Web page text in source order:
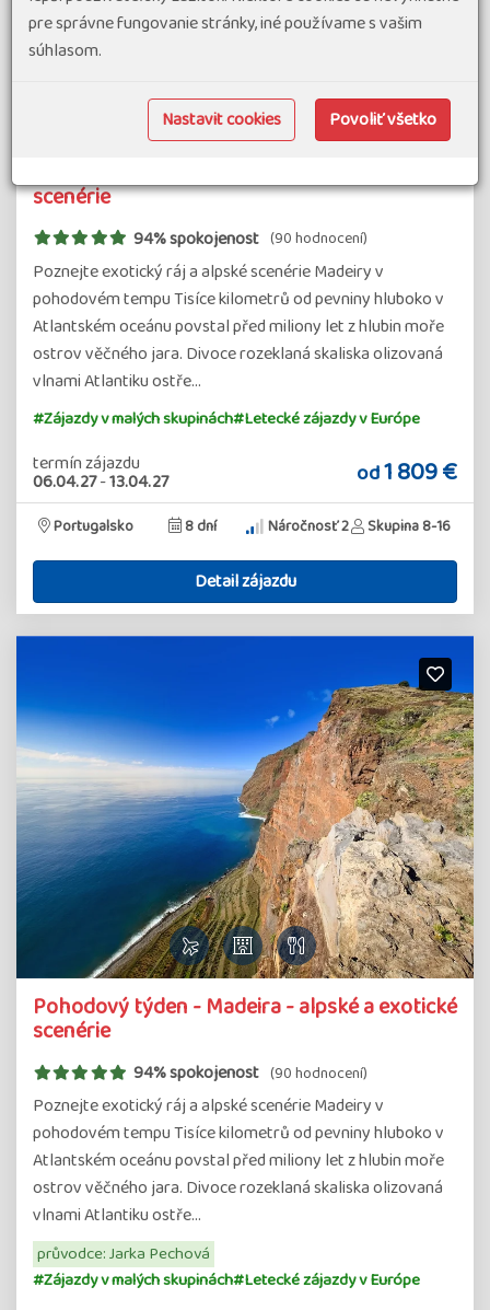
scenérie
94% spokojenost (90 hodnocení)
Poznejte exotický ráj a alpské scenérie Madeiry v
pohodovém tempu Tisíce kilometrů od pevniny hluboko v
Atlantském oceánu povstal před miliony let z hlubin moře
ostrov věčného jara. Divoce rozeklaná skaliska olizovaná
vlnami Atlantiku ostře…
#Zájazdy v malých skupinách#Letecké zájazdy v Európe
termín zájazdu
06.04.27-13.04.27 od1 809 €
Portugalsko 8 dní Náročnosť 2 Skupina 8-16
Detail zájazdu
Pohodový týden - Madeira - alpské a exotické
scenérie
94% spokojenost (90 hodnocení)
Poznejte exotický ráj a alpské scenérie Madeiry v
pohodovém tempu Tisíce kilometrů od pevniny hluboko v
Atlantském oceánu povstal před miliony let z hlubin moře
ostrov věčného jara. Divoce rozeklaná skaliska olizovaná
vlnami Atlantiku ostře…
průvodce: Jarka Pechová
#Zájazdy v malých skupinách#Letecké zájazdy v Európe
pre správne fungovanie stránky, iné používame s vašim
súhlasom.
Nastavit cookies Povoliť všetko